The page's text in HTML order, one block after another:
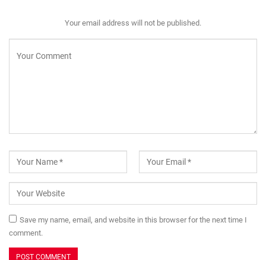
Your email address will not be published.
Save my name, email, and website in this browser for the next time I
comment.